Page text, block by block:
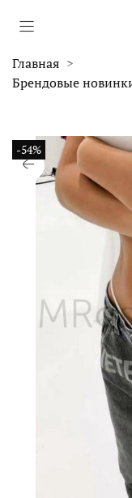
Главная
Брендовые
-54%